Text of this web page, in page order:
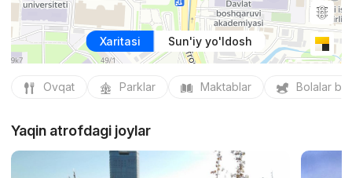
Xaritasi Sun'iy yo'ldosh
Ovqat Parklar Maktablar Bolalar
Yaqin atrofdagi joylar